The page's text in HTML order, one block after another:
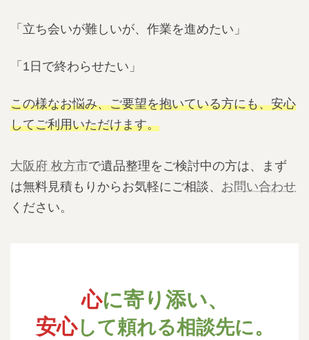
「立ち会いが難しいが、作業を進めたい」
「1日で終わらせたい」
この様なお悩み、ご要望を抱いている方にも、安心
してご利用いただけます。
大阪府 枚方市で遺品整理をご検討中の方は、まず
は無料見積もりからお気軽にご相談、 お問い合わせ
ください。
心に寄り添い、
安心して頼れる相談先に。